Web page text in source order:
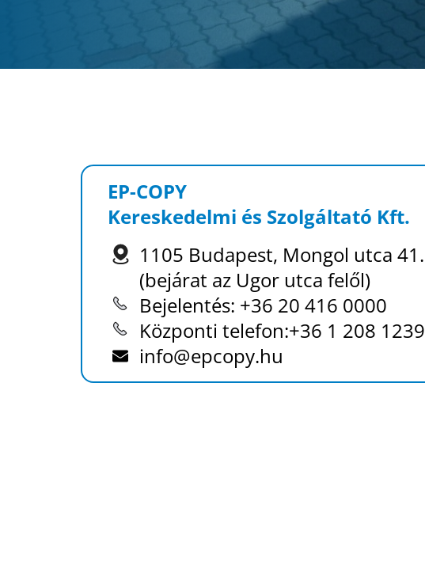
EP-COPY
Kereskedelmi és Szolgáltató Kft.
1105 Budapest, Mongol utca 41.
(bejárat az Ugor utca felől)
Bejelentés: +36 20 416 0000
Központi telefon:+36 1 208 1239
info@epcopy.hu